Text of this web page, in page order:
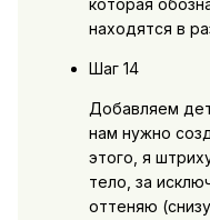
которая
находятся в
Шаг 14
Добавляем
нам нужно
этого, я
тело, за
оттеняю